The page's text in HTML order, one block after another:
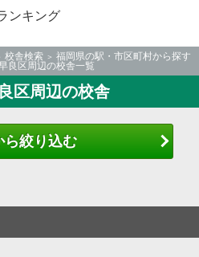
ンキング
校舎検索
福岡県の駅・市区町村から探す
良区周辺の校舎一覧
区周辺の校舎
ら絞り込む